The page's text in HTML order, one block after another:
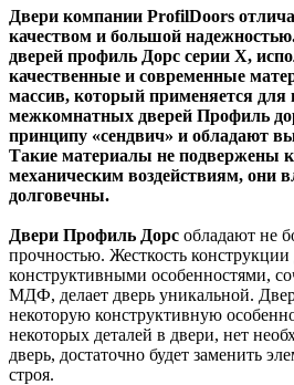
Двери компании ProfilDoors
качеством и большой
дверей профиль Дорс серии Х,
качественные и современные
массив, который применяется для
межкомнатных дверей Профиль
принципу «сендвич» и обладают
Такие материалы не подвержены
механическим воздействиям, они
долговечны.
Двери Профиль Дорс обладают не
прочностью. Жесткость конструкции
конструктивными особенностями,
МДФ, делает дверь уникальной.
некоторую конструктивную
некоторых деталей в двери, нет
дверь, достаточно будет заменить
строя.